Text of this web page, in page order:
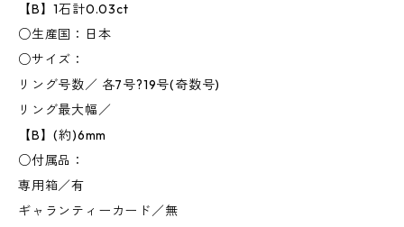
【B】1石計0.03ct
○生産国：日本
○サイズ：
リング号数／ 各7号?19号(奇数号)
リング最大幅／
【B】(約)6mm
○付属品：
専用箱／有
ギャランティーカード／無